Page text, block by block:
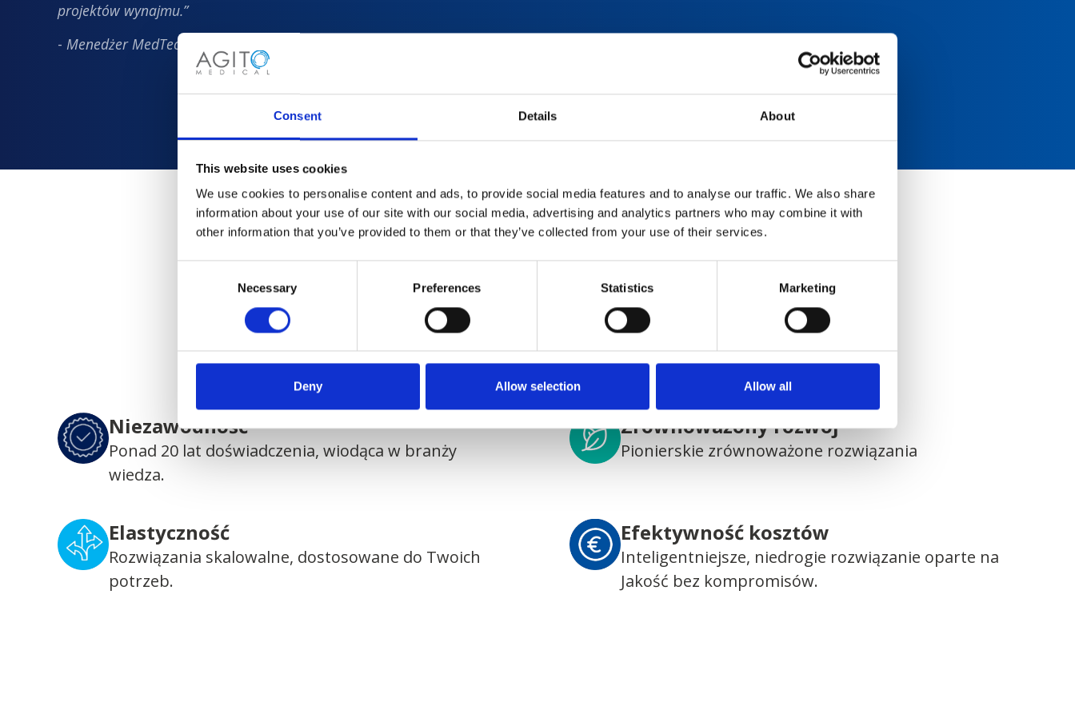
Consent Details About
This website uses cookies
We use cookies to personalise content and ads, to provide social media features and to analyse our traffic. We also share
information about your use of our site with our social media, advertising and analytics partners who may combine it with
other information that you’ve provided to them or that they’ve collected from your use of their services.
Necessary Preferences Statistics Marketing
Deny Allow selection Allow all
projektów wynajmu.”
- Menedżer MedTech
Dlaczego warto wybrać Agito Medical?
Zaufany przez pracowników służby zdrowia na wszystkich rynkach opieki zdrowotnej.
Niezawodność
Ponad 20 lat doświadczenia, wiodąca w branży
wiedza.
Zrównoważony rozwój
Pionierskie zrównoważone rozwiązania
Elastyczność
Rozwiązania skalowalne, dostosowane do Twoich
potrzeb.
Efektywność kosztów
Inteligentniejsze, niedrogie rozwiązanie oparte na
Jakość bez kompromisów.